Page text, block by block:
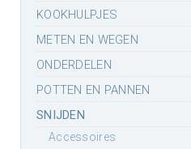
KOOKHULPJES
METEN EN WEGEN
ONDERDELEN
POTTEN EN PANNEN
SNIJDEN
accessoires